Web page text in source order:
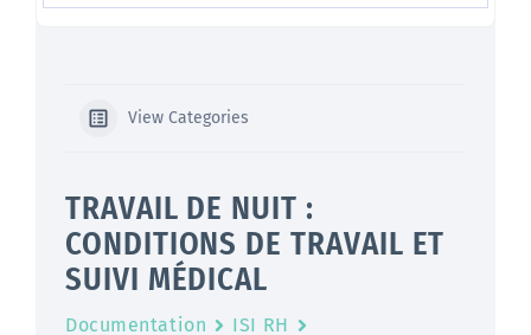
View Categories
TRAVAIL DE NUIT :
CONDITIONS DE TRAVAIL ET
SUIVI MÉDICAL
Documentation
ISI RH